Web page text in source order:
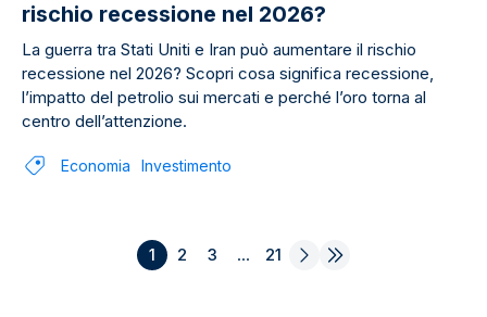
rischio recessione nel 2026?
La guerra tra Stati Uniti e Iran può aumentare il rischio
recessione nel 2026? Scopri cosa significa recessione,
l’impatto del petrolio sui mercati e perché l’oro torna al
centro dell’attenzione.
Economia Investimento
1 2 3 ... 21